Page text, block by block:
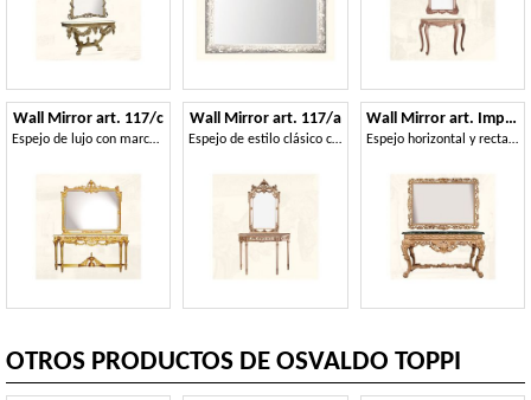
Wall Mirror art. 117/c
Espejo de lujo con marco de madera decorada
Wall Mirror art. 117/a
Espejo de estilo clásico con acabados en oro y marfil
Wall Mirror art. Impero
Espejo horizontal y rectangular, con marco
OTROS PRODUCTOS DE OSVALDO TOPPI